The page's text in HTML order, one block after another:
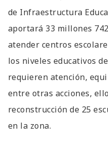
de Infraestructura
aportará 33 millones
atender centros
los niveles educativos
requieren atención,
entre otras acciones,
reconstrucción de 25
en la zona.